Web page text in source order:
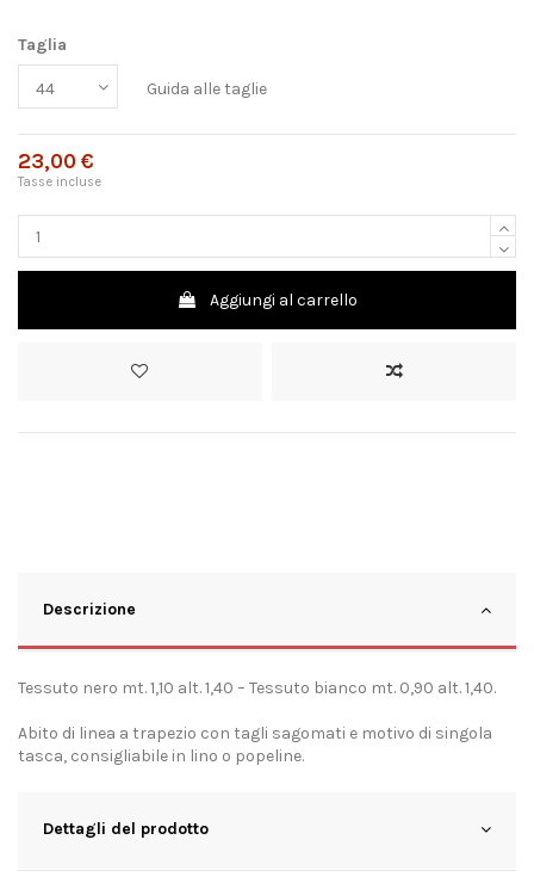
Taglia
Guida alle taglie
23,00 €
Tasse incluse
Aggiungi al carrello
Descrizione
Tessuto nero mt. 1,10 alt. 1,40 – Tessuto bianco mt. 0,90 alt. 1,40.
Abito di linea a trapezio con tagli sagomati e motivo di singola
tasca, consigliabile in lino o popeline.
Dettagli del prodotto